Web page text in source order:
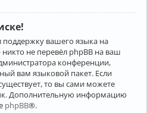
поддержку вашего языка на
не перевёл phpBB на ваш
конференции,
вам языковой пакет. Если
то вы сами можете
Дополнительную информацию
phpBB®.